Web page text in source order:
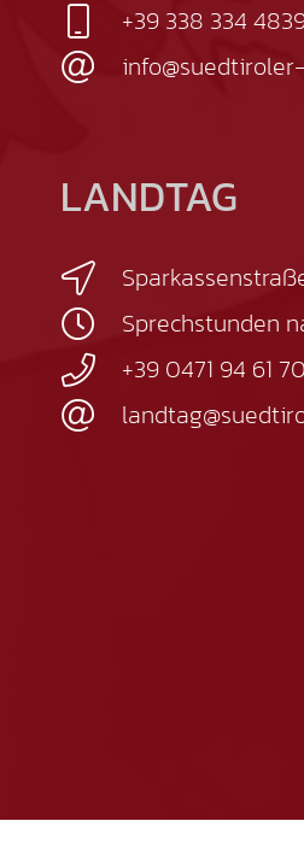
+39 338 334
LANDTAG
Sprechstunden
+39 0471 94 61 70